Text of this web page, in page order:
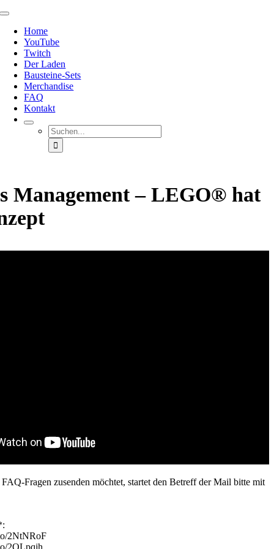
Zum
springen
Toggle
NavigationHome
YouTube
Twitch
Der Laden
Bausteine-Sets
Merchandise
FAQ
Kontakt
Suche
nach:
Management – LEGO® hat
Fragen zusenden möchtet, startet den Betreff der Mail bitte mit
2NtNRoF
2OLpqjh